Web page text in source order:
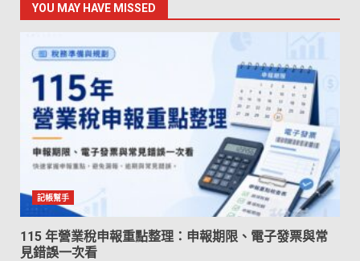
YOU MAY HAVE MISSED
記帳幫手
115 年營業稅申報重點整理：申報期限、電子發票與常
見錯誤一次看